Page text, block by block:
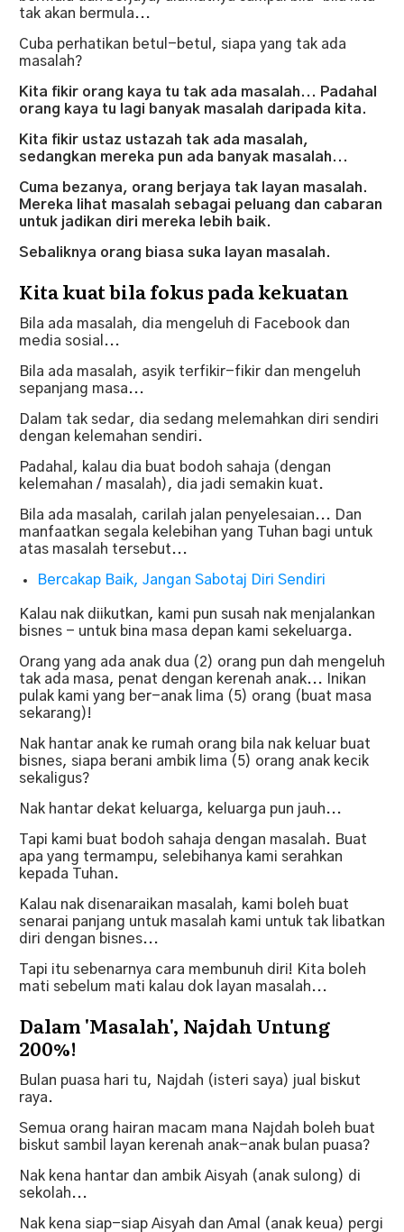
tak akan bermula...
Cuba perhatikan betul-betul, siapa yang tak ada
masalah?
Kita fikir orang kaya tu tak ada masalah... Padahal
orang kaya tu lagi banyak masalah daripada kita.
Kita fikir ustaz ustazah tak ada masalah,
sedangkan mereka pun ada banyak masalah...
Cuma bezanya, orang berjaya tak layan masalah.
Mereka lihat masalah sebagai peluang dan cabaran
untuk jadikan diri mereka lebih baik.
Sebaliknya orang biasa suka layan masalah.
Kita kuat bila fokus pada kekuatan
Bila ada masalah, dia mengeluh di Facebook dan
media sosial...
Bila ada masalah, asyik terfikir-fikir dan mengeluh
sepanjang masa...
Dalam tak sedar, dia sedang melemahkan diri sendiri
dengan kelemahan sendiri.
Padahal, kalau dia buat bodoh sahaja (dengan
kelemahan / masalah), dia jadi semakin kuat.
Bila ada masalah, carilah jalan penyelesaian... Dan
manfaatkan segala kelebihan yang Tuhan bagi untuk
atas masalah tersebut...
Bercakap Baik, Jangan Sabotaj Diri Sendiri
Kalau nak diikutkan, kami pun susah nak menjalankan
bisnes - untuk bina masa depan kami sekeluarga.
Orang yang ada anak dua (2) orang pun dah mengeluh
tak ada masa, penat dengan kerenah anak... Inikan
pulak kami yang ber-anak lima (5) orang (buat masa
sekarang)!
Nak hantar anak ke rumah orang bila nak keluar buat
bisnes, siapa berani ambik lima (5) orang anak kecik
sekaligus?
Nak hantar dekat keluarga, keluarga pun jauh...
Tapi kami buat bodoh sahaja dengan masalah. Buat
apa yang termampu, selebihanya kami serahkan
kepada Tuhan.
Kalau nak disenaraikan masalah, kami boleh buat
senarai panjang untuk masalah kami untuk tak libatkan
diri dengan bisnes...
Tapi itu sebenarnya cara membunuh diri! Kita boleh
mati sebelum mati kalau dok layan masalah...
Dalam 'Masalah', Najdah Untung
200%!
Bulan puasa hari tu, Najdah (isteri saya) jual biskut
raya.
Semua orang hairan macam mana Najdah boleh buat
biskut sambil layan kerenah anak-anak bulan puasa?
Nak kena hantar dan ambik Aisyah (anak sulong) di
sekolah...
Nak kena siap-siap Aisyah dan Amal (anak keua) pergi